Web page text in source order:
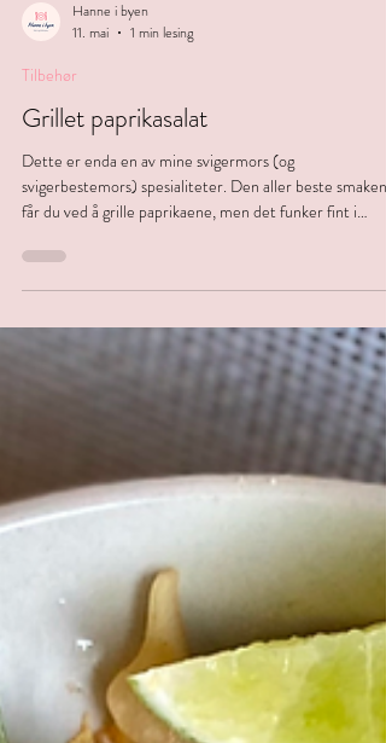
11. mai
1 min lesing
Tilbehør
Grillet paprikasalat
Dette er enda en av mine svigermors (og
får du ved å grille paprikaene, men det funker fint i
stekeovnen også. Ingredienser: Spiss, søt paprika
Olivenolje 2-3 hvitløksfedd 1 ss balsamico 1 ss sitronsaft
Salt og pepper etter smak Aluminiumsfolie
Fremgangsmåte: Varm stekeovnen til 200 grader og
paprikaene på et stekepapir eller i en ildfast form. La de
steke i ca 30 minutter, eller til skinnet begynner å bli